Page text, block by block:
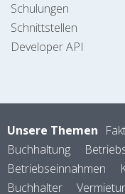
Schulungen
Schnittstellen
Developer API
Unsere Themen
Buchhaltung
Betriebseinnahmen
Buchhalter